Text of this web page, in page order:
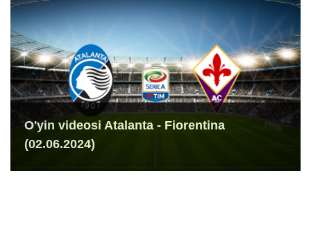
O'yin videosi Atalanta - Fiorentina
(02.06.2024)